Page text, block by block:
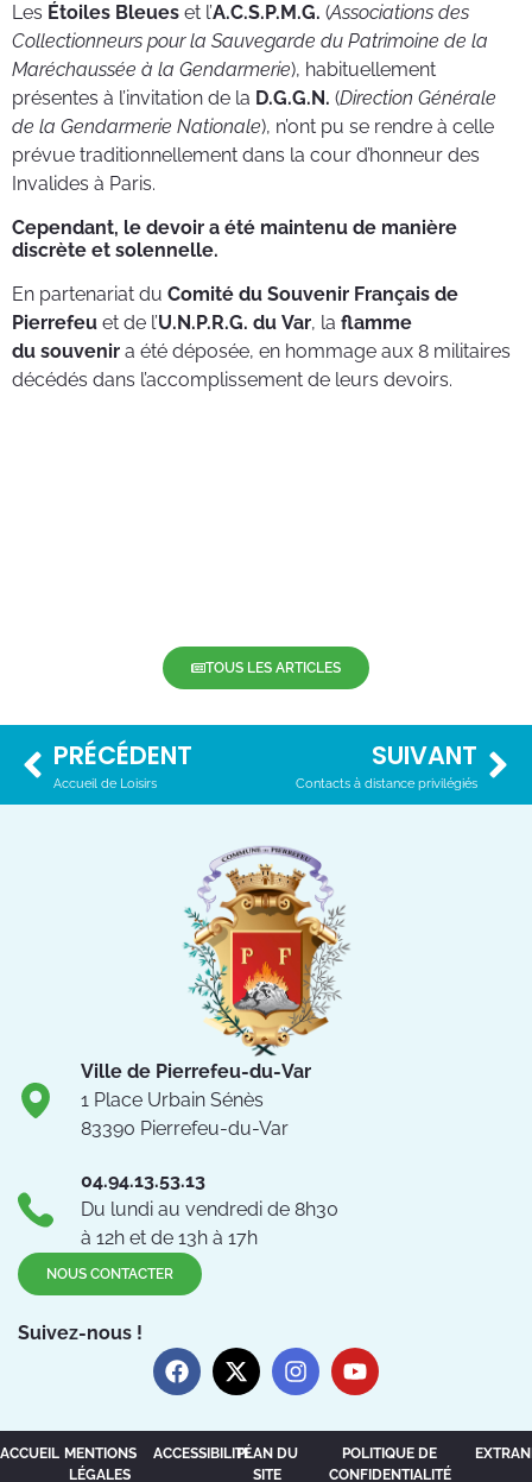
Les Étoiles Bleues et l’A.C.S.P.M.G. (Associations des
Collectionneurs pour la Sauvegarde du Patrimoine de la
Maréchaussée à la Gendarmerie), habituellement
présentes à l’invitation de la D.G.G.N. (Direction Générale
de la Gendarmerie Nationale), n’ont pu se rendre à celle
prévue traditionnellement dans la cour d’honneur des
Invalides à Paris.
Cependant, le devoir a été maintenu de manière
discrète et solennelle.
En partenariat du Comité du Souvenir Français de
Pierrefeu et de l’U.N.P.R.G. du Var, la flamme
du souvenir a été déposée, en hommage aux 8 militaires
décédés dans l’accomplissement de leurs devoirs.
TOUS LES ARTICLES
PRÉCÉDENT
Accueil de Loisirs
SUIVANT
Contacts à distance privilégiés
Ville de Pierrefeu-du-Var
1 Place Urbain Sénès
83390 Pierrefeu-du-Var
04.94.13.53.13
Du lundi au vendredi de 8h30
à 12h et de 13h à 17h
NOUS CONTACTER
Suivez-nous !
ACCUEIL MENTIONS
LÉGALES
ACCESSIBILITÉPLAN DU
SITE
POLITIQUE DE
CONFIDENTIALITÉ